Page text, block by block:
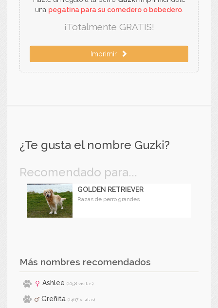
una pegatina para su comedero o bebedero.
¡Totalmente GRATIS!
Imprimir
¿Te gusta el nombre Guzki?
Recomendado para...
GOLDEN RETRIEVER
Razas de perro grandes
Más nombres recomendados
Ashlee (1058 visitas)
Greñita (1467 visitas)